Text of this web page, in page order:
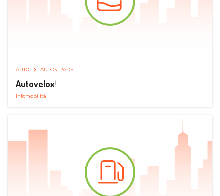
AUTO AUTOSTRADE
Autovelox!
Infomobilità